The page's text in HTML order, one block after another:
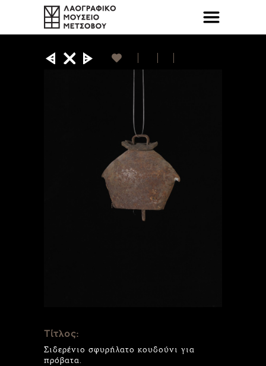
Τίτλος:
Σιδερένιο σφυρήλατο κουδούνι για
πρόβατα.